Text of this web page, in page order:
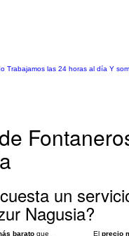
Trabajamos las 24 horas al día Y
un
Nagusia?
barato que
El precio